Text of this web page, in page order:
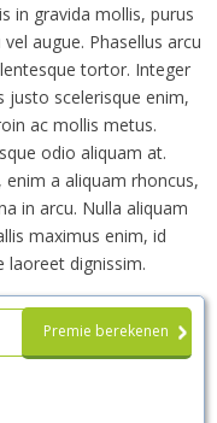
in gravida mollis, purus
augue. Phasellus arcu
tortor. Integer
justo scelerisque enim,
ac mollis metus.
odio aliquam at.
enim a aliquam rhoncus,
in arcu. Nulla aliquam
maximus enim, id
laoreet dignissim.
Premie berekenen